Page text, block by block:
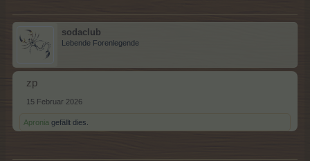
sodaclub
Lebende Forenlegende
zp
15 Februar 2026
Apronia gefällt dies.